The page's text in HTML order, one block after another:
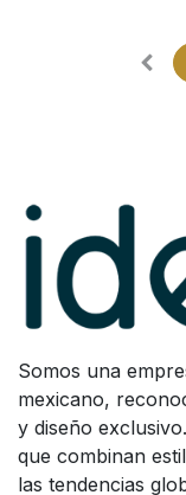
Somos una
mexicano,
y diseño
que combinan
las tendencias